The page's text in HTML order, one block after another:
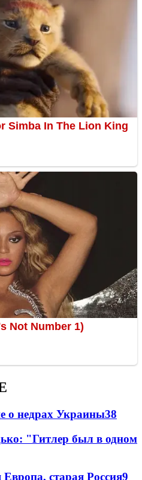
о недрах Украины38
"Гитлер был в одном
старая Россия9